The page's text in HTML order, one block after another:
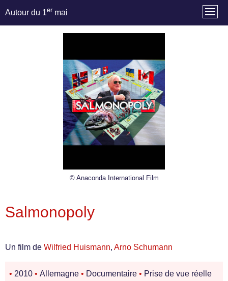
Autour du 1er mai
© Anaconda International Film
Salmonopoly
Un film de Wilfried Huismann, Arno Schumann
• 2010 • Allemagne • Documentaire • Prise de vue réelle